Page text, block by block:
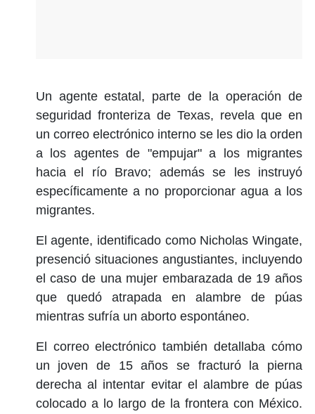
Un agente estatal, parte de la operación de
seguridad fronteriza de Texas, revela que en
un correo electrónico interno se les dio la orden
a los agentes de "empujar" a los migrantes
hacia el río Bravo; además se les instruyó
específicamente a no proporcionar agua a los
migrantes.
El agente, identificado como Nicholas Wingate,
presenció situaciones angustiantes, incluyendo
el caso de una mujer embarazada de 19 años
que quedó atrapada en alambre de púas
mientras sufría un aborto espontáneo.
El correo electrónico también detallaba cómo
un joven de 15 años se fracturó la pierna
derecha al intentar evitar el alambre de púas
colocado a lo largo de la frontera con México.